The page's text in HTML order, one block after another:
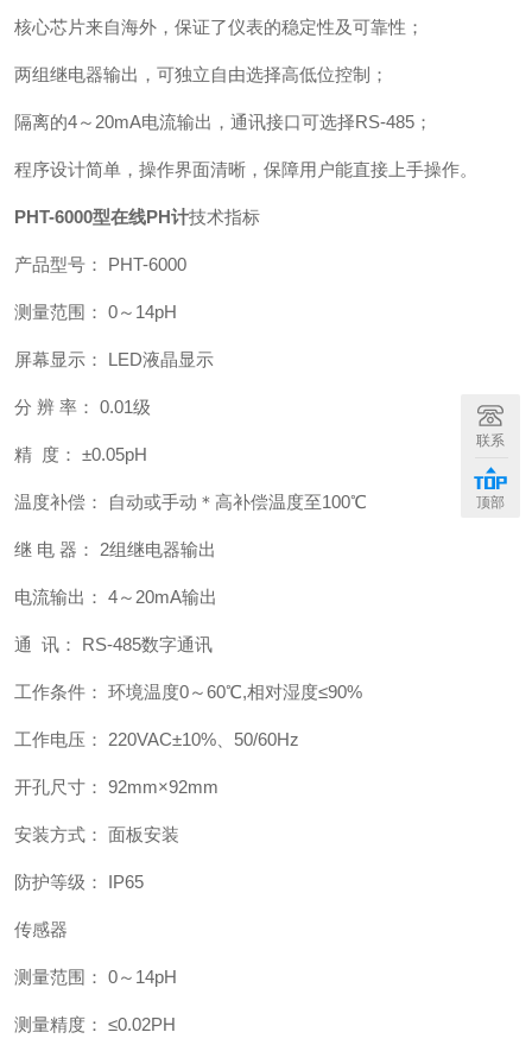
核心芯片来自海外，保证了仪表的稳定性及可靠性；
两组继电器输出，可独立自由选择高低位控制；
隔离的4～20mA电流输出，通讯接口可选择RS-485；
程序设计简单，操作界面清晰，保障用户能直接上手操作。
PHT-6000型在线PH计技术指标
产品型号： PHT-6000
测量范围： 0～14pH
屏幕显示： LED液晶显示
分 辨 率： 0.01级
精 度： ±0.05pH
温度补偿： 自动或手动＊高补偿温度至100℃
继 电 器： 2组继电器输出
电流输出： 4～20mA输出
通 讯： RS-485数字通讯
工作条件： 环境温度0～60℃,相对湿度≤90%
工作电压： 220VAC±10%、50/60Hz
开孔尺寸： 92mm×92mm
安装方式： 面板安装
防护等级： IP65
传感器
测量范围： 0～14pH
测量精度： ≤0.02PH
联系
顶部